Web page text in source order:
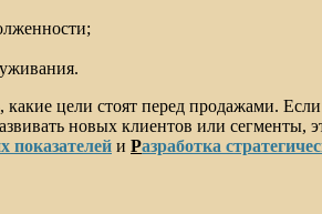
цели стоят перед продажами.
новых клиентов или сегменты,
показателей и Разработка